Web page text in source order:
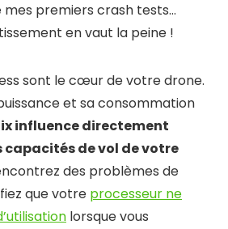
mes premiers crash tests…
en vaut la peine !
sont le cœur de votre drone.
et sa consommation
influence directement
capacités de vol de votre
des problèmes de
que votre processeur ne
lorsque vous